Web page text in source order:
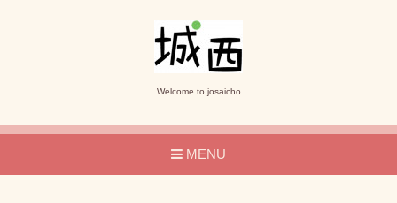
Welcome to josaicho
MENU